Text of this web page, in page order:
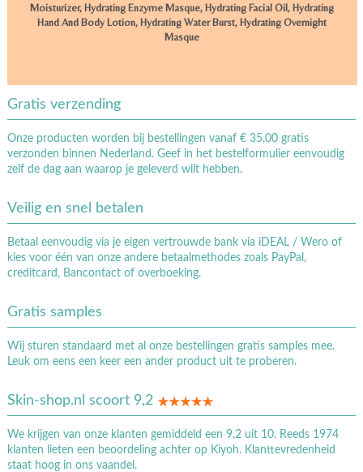
Moisturizer, Hydrating Enzyme Masque, Hydrating Facial Oil, Hydrating
Hand And Body Lotion, Hydrating Water Burst, Hydrating Overnight
Masque
Gratis verzending
Onze producten worden bij bestellingen vanaf € 35,00 gratis
verzonden binnen Nederland. Geef in het bestelformulier eenvoudig
zelf de dag aan waarop je geleverd wilt hebben.
Veilig en snel betalen
Betaal eenvoudig via je eigen vertrouwde bank via iDEAL / Wero of
kies voor één van onze andere betaalmethodes zoals PayPal,
creditcard, Bancontact of overboeking.
Gratis samples
Wij sturen standaard met al onze bestellingen gratis samples mee.
Leuk om eens een keer een ander product uit te proberen.
Skin-shop.nl scoort 9,2
We krijgen van onze klanten gemiddeld een 9,2 uit 10. Reeds 1974
klanten lieten een beoordeling achter op Kiyoh. Klanttevredenheid
staat hoog in ons vaandel.